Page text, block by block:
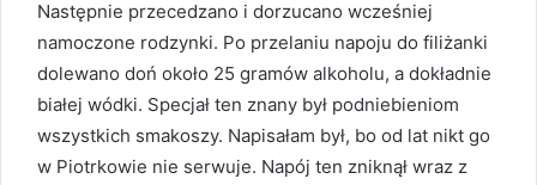
Następnie przecedzano i dorzucano wcześniej
namoczone rodzynki. Po przelaniu napoju do filiżanki
dolewano doń około 25 gramów alkoholu, a dokładnie
białej wódki. Specjał ten znany był podniebieniom
wszystkich smakoszy. Napisałam był, bo od lat nikt go
w Piotrkowie nie serwuje. Napój ten zniknął wraz z